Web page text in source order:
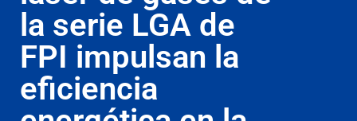
la serie LGA de
FPI impulsan la
eficiencia